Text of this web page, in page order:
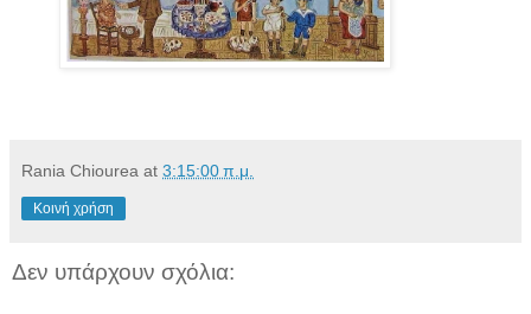
Rania Chiourea at 3:15:00 π.μ.
Κοινή χρήση
Δεν υπάρχουν σχόλια: